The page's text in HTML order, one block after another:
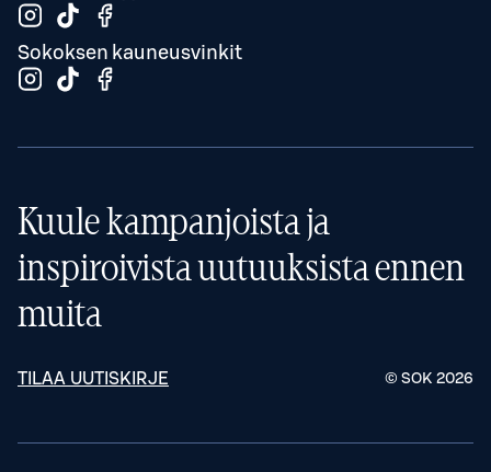
Sokoksen kauneusvinkit
Kuule kampanjoista ja
inspiroivista uutuuksista ennen
muita
TILAA UUTISKIRJE © SOK 2026